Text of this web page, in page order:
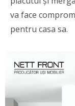
va face
pentru casa sa.